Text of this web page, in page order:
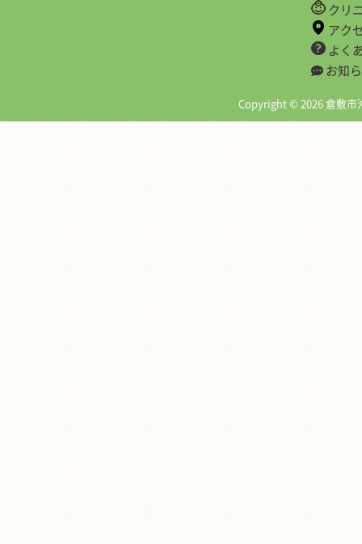
クリ
アク
よく
お知
Copyright © 2026 倉敷市